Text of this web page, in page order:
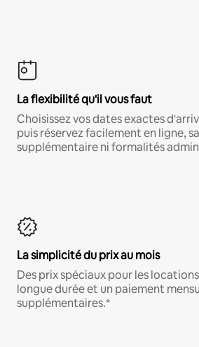
La flexibilité qu'il vous faut
Choisissez vos dates exactes
puis réservez facilement en ligne,
supplémentaire ni formalités
La simplicité du prix au mois
Des prix spéciaux pour les
longue durée et un paiement
supplémentaires.*